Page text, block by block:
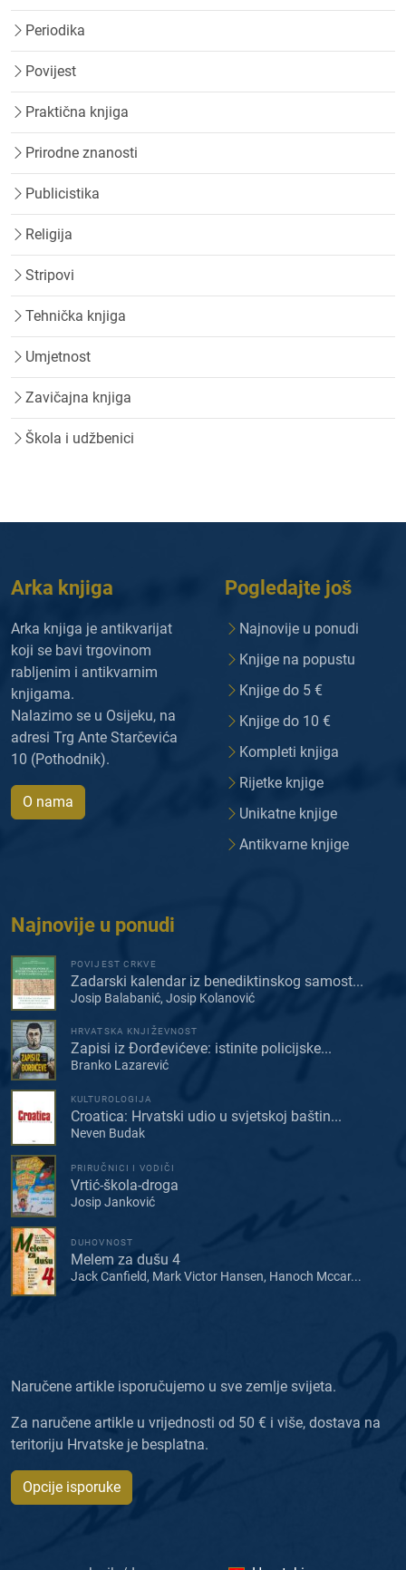
Periodika
Povijest
Praktična knjiga
Prirodne znanosti
Publicistika
Religija
Stripovi
Tehnička knjiga
Umjetnost
Zavičajna knjiga
Škola i udžbenici
Arka knjiga
Arka knjiga je antikvarijat
koji se bavi trgovinom
rabljenim i antikvarnim
knjigama.
Nalazimo se u Osijeku, na
adresi Trg Ante Starčevića
10 (Pothodnik).
O nama
Pogledajte još
Najnovije u ponudi
Knjige na popustu
Knjige do 5 €
Knjige do 10 €
Kompleti knjiga
Rijetke knjige
Unikatne knjige
Antikvarne knjige
Najnovije u ponudi
POVIJEST CRKVE
Zadarski kalendar iz benediktinskog samost...
Josip Balabanić, Josip Kolanović
HRVATSKA KNJIŽEVNOST
Zapisi iz Đorđevićeve: istinite policijske...
Branko Lazarević
KULTUROLOGIJA
Croatica: Hrvatski udio u svjetskoj baštin...
Neven Budak
PRIRUČNICI I VODIČI
Vrtić-škola-droga
Josip Janković
DUHOVNOST
Melem za dušu 4
Jack Canfield, Mark Victor Hansen, Hanoch Mccar...
Naručene artikle isporučujemo u sve zemlje svijeta.
Za naručene artikle u vrijednosti od 50 € i više, dostava na
teritoriju Hrvatske je besplatna.
Opcije isporuke